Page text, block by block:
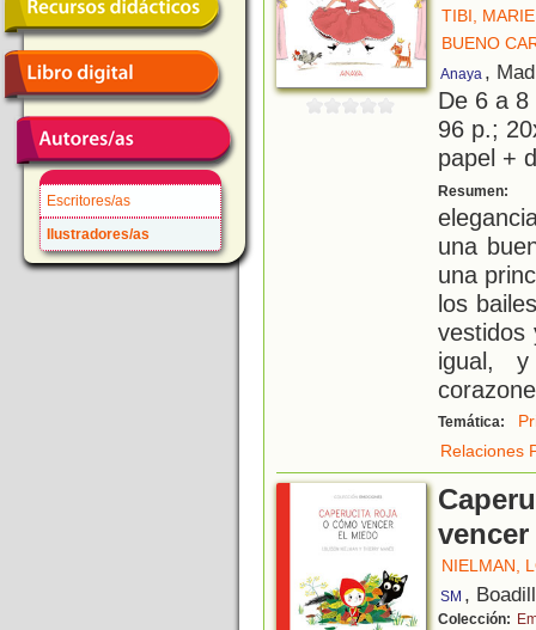
Escritores/as
Ilustradores/as
TIBI, MARIE
BUENO
Anaya ,
De 6 a
96 p.;
papel +
Resumen:
una
una
los
vestidos
igual,
Temática:
Relaciones
NIELMAN,
SM ,
Colección: